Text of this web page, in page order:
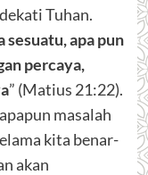
Tuhan.
sesuatu, apa pun
percaya,
” (Matius 21:22).
masalah
kita benar-
akan